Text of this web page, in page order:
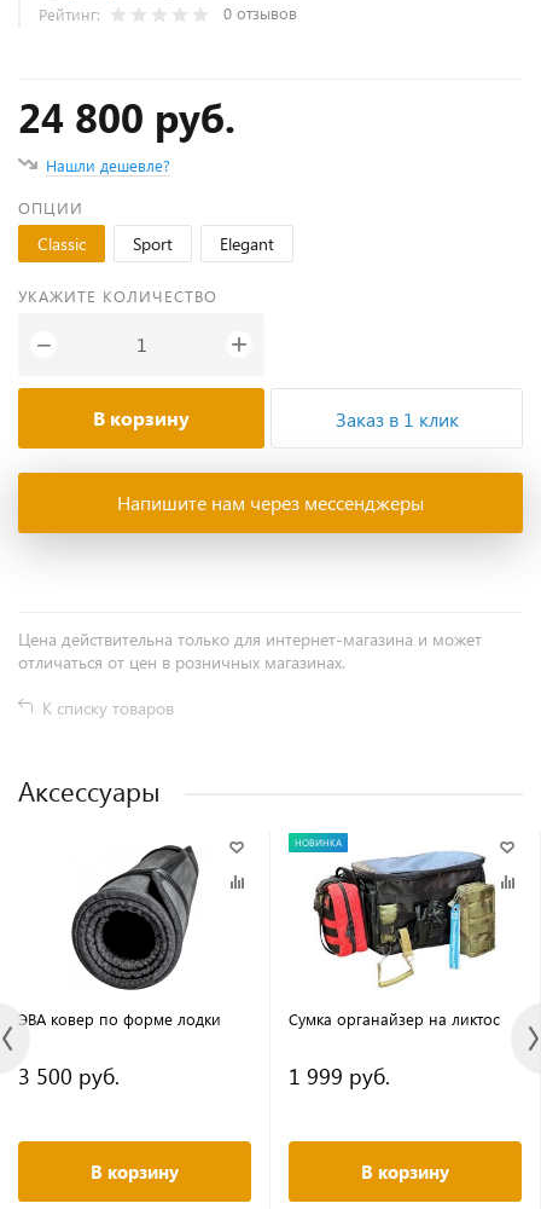
Рейтинг: 0 отзывов
24 800 руб.
Нашли дешевле?
ОПЦИИ
Classic Sport Elegant
УКАЖИТЕ КОЛИЧЕСТВО
− +
В корзину Заказ в 1 клик
Напишите нам через мессенджеры
Цена действительна только для интернет-магазина и может
отличаться от цен в розничных магазинах.
К списку товаров
Аксессуары
ЭВА ковер по форме лодки
3 500 руб.
В корзину
НОВИНКА
Сумка органайзер на ликтос
1 999 руб.
В корзину